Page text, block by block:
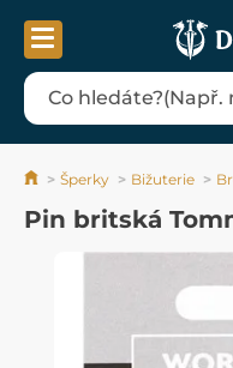
Šperky Bižuterie
Pin britská